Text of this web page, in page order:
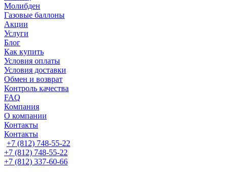
Молибден
Газовые баллоны
Акции
Услуги
Блог
Как купить
Условия оплаты
Условия доставки
Обмен и возврат
Контроль качества
FAQ
Компания
О компании
Контакты
Контакты
+7 (812) 748-55-22
+7 (812) 748-55-22
+7 (812) 337-60-66